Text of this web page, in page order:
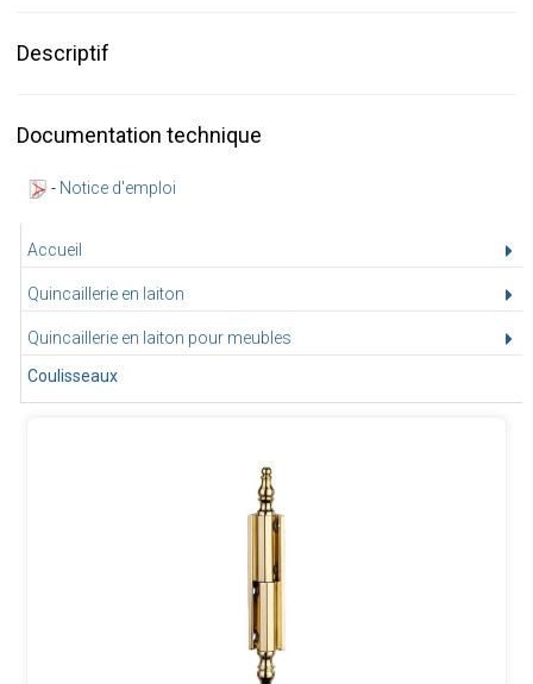
Accueil
Quincaillerie en laiton
Quincaillerie en laiton pour meubles
Coulisseaux
Descriptif
Documentation technique
- Notice d'emploi